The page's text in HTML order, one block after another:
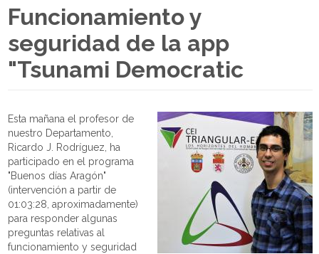
Funcionamiento y
seguridad de la app
"Tsunami Democratic
Esta mañana el profesor de
nuestro Departamento,
Ricardo J. Rodríguez, ha
participado en el programa
"Buenos días Aragón"
(intervención a partir de
01:03:28, aproximadamente)
para responder algunas
preguntas relativas al
funcionamiento y seguridad